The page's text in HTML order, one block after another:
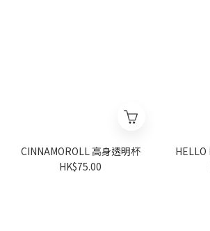
CINNAMOROLL 高身透明杯
HK$75.00